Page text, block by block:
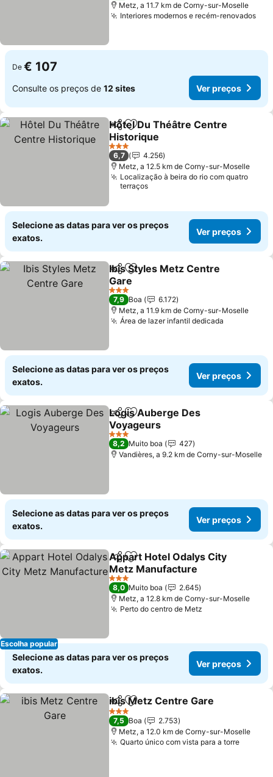
Metz, a 11.7 km de Corny-sur-Moselle
Interiores modernos e recém-renovados
De € 107
Consulte os preços de 12 sites Ver preços
PartilharAdicionar aos favoritos
Hôtel Du Théâtre Centre
Historique
Ver preços
3 Estrelas
6,7
4.256
Metz, a 12.5 km de Corny-sur-Moselle
Localização à beira do rio com quatro
terraços
Selecione as datas para ver os preços
exatos.
Ver preços
PartilharAdicionar aos favoritos
Ibis Styles Metz Centre
Gare
Ver preços
3 Estrelas
7,9 Boa
6.172
Metz, a 11.9 km de Corny-sur-Moselle
Área de lazer infantil dedicada
Selecione as datas para ver os preços
exatos.
Ver preços
PartilharAdicionar aos favoritos
Logis Auberge Des
Voyageurs
Ver preços
3 Estrelas
8,2 Muito boa
427
Vandières, a 9.2 km de Corny-sur-Moselle
Selecione as datas para ver os preços
exatos.
Ver preços
Escolha popular
PartilharAdicionar aos favoritos
Appart Hotel Odalys City
Metz Manufacture
Ver preços
3 Estrelas
8,0 Muito boa
2.645
Metz, a 12.8 km de Corny-sur-Moselle
Perto do centro de Metz
Selecione as datas para ver os preços
exatos.
Ver preços
PartilharAdicionar aos favoritos
ibis Metz Centre Gare
3 Estrelas
7,5 Boa
2.753
Metz, a 12.0 km de Corny-sur-Moselle
Quarto único com vista para a torreVer